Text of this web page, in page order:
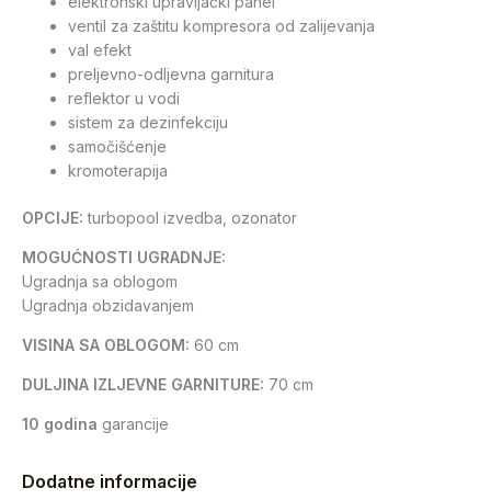
ventil za zaštitu kompresora od zalijevanja
val efekt
preljevno-odljevna garnitura
reflektor u vodi
sistem za dezinfekciju
samočišćenje
kromoterapija
OPCIJE: turbopool izvedba, ozonator
MOGUĆNOSTI UGRADNJE:
Ugradnja sa oblogom
Ugradnja obzidavanjem
VISINA SA OBLOGOM: 60 cm
DULJINA IZLJEVNE GARNITURE: 70 cm
10 godina garancije
Dodatne informacije